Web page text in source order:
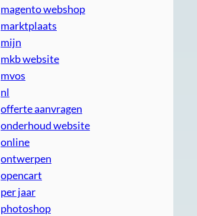
magento webshop
marktplaats
mijn
mkb website
mvos
nl
offerte aanvragen
onderhoud website
online
ontwerpen
opencart
per jaar
photoshop